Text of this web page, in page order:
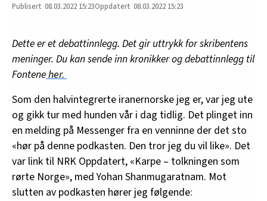
08.03.2022 15:23 08.03.2022 15:23
Dette er et debattinnlegg. Det gir uttrykk for skribentens
meninger. Du kan sende inn kronikker og debattinnlegg til
Fonteneher.
Som den halvintegrerte iranernorske jeg er, var jeg ute
og gikk tur med hunden vår i dag tidlig. Det plinget inn
en melding på Messenger fra en venninne der det sto
«hør på denne podkasten. Den tror jeg du vil like». Det
var link til NRK Oppdatert, «Karpe – tolkningen som
rørte Norge», med Yohan Shanmugaratnam. Mot
slutten av podkasten hører jeg følgende: